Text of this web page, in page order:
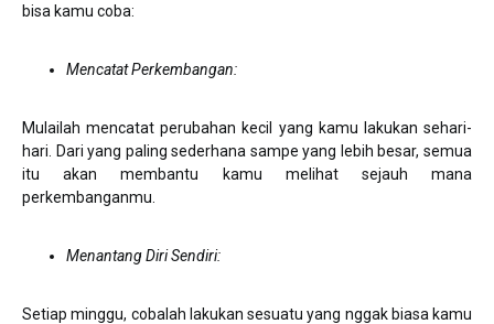
bisa kamu coba:
Mencatat Perkembangan:
Mulailah mencatat perubahan kecil yang kamu lakukan sehari-
hari. Dari yang paling sederhana sampe yang lebih besar, semua
itu akan membantu kamu melihat sejauh mana
perkembanganmu.
Menantang Diri Sendiri:
Setiap minggu, cobalah lakukan sesuatu yang nggak biasa kamu